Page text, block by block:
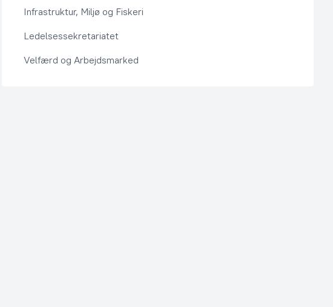
Infrastruktur, Miljø og Fiskeri
Ledelsessekretariatet
Velfærd og Arbejdsmarked